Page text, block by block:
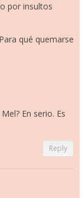
por insultos
qué quemarse
En serio. Es
Reply